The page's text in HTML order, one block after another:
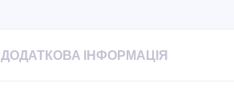
ДОДАТКОВА ІНФОРМАЦІЯ